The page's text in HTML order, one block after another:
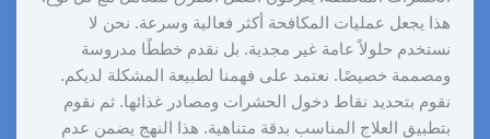
هذا يجعل عمليات المكافحة أكثر فعالية وسرعة. نحن لا
نستخدم حلولاً عامة غير مجدية. بل نقدم خططًا مدروسة
ومصممة خصيصًا. نعتمد على فهمنا لطبيعة المشكلة لديكم.
نقوم بتحديد نقاط دخول الحشرات ومصادر غذائها. ثم نقوم
بتطبيق العلاج المناسب بدقة متناهية. هذا النهج يضمن عدم